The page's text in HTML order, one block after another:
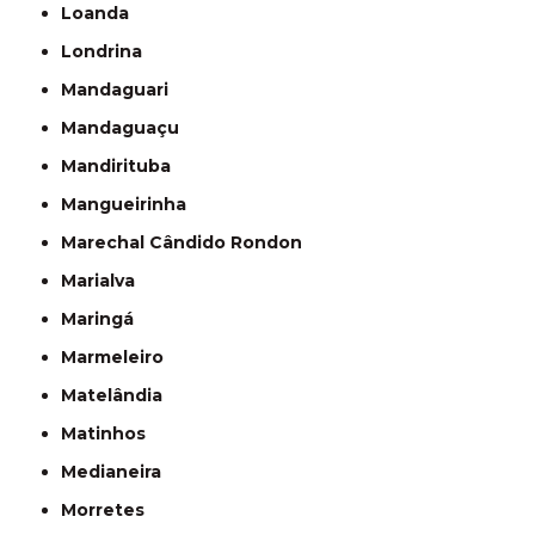
Loanda
Londrina
Mandaguari
Mandaguaçu
Mandirituba
Mangueirinha
Marechal Cândido Rondon
Marialva
Maringá
Marmeleiro
Matelândia
Matinhos
Medianeira
Morretes